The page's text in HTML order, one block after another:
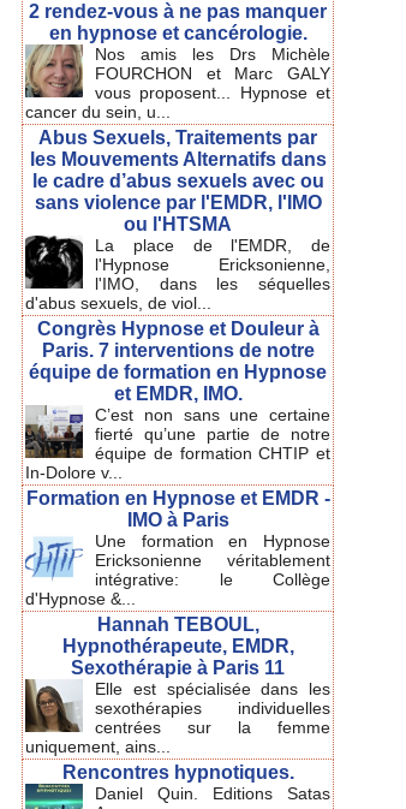
2 rendez-vous à ne pas manquer
en hypnose et cancérologie.
Nos amis les Drs Michèle
FOURCHON et Marc GALY
vous proposent... Hypnose et
cancer du sein, u...
Abus Sexuels, Traitements par
les Mouvements Alternatifs dans
le cadre d’abus sexuels avec ou
sans violence par l'EMDR, l'IMO
ou l'HTSMA
La place de l'EMDR, de
l'Hypnose Ericksonienne,
l'IMO, dans les séquelles
d'abus sexuels, de viol...
Congrès Hypnose et Douleur à
Paris. 7 interventions de notre
équipe de formation en Hypnose
et EMDR, IMO.
C’est non sans une certaine
fierté qu’une partie de notre
équipe de formation CHTIP et
In-Dolore v...
Formation en Hypnose et EMDR -
IMO à Paris
Une formation en Hypnose
Ericksonienne véritablement
intégrative: le Collège
d'Hypnose &...
Hannah TEBOUL,
Hypnothérapeute, EMDR,
Sexothérapie à Paris 11
Elle est spécialisée dans les
sexothérapies individuelles
centrées sur la femme
uniquement, ains...
Rencontres hypnotiques.
Daniel Quin. Editions Satas